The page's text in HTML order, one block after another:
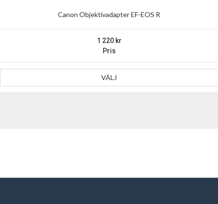
Canon Objektivadapter EF-EOS R
Pris
1 220
VÄLJ